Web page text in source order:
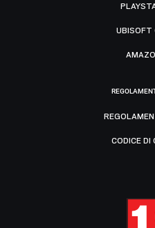
UBISOFT
CODICE DI